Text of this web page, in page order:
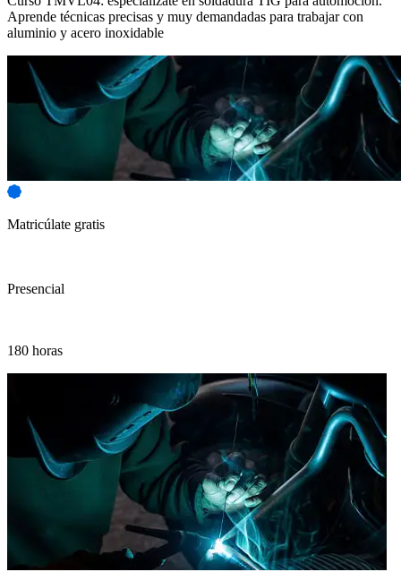
Aprende técnicas precisas y muy demandadas para trabajar con
aluminio y acero inoxidable
Matricúlate gratis
Presencial
180 horas